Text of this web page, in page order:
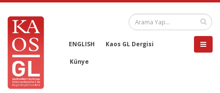
ENGLISH Kaos GL Dergisi
Künye